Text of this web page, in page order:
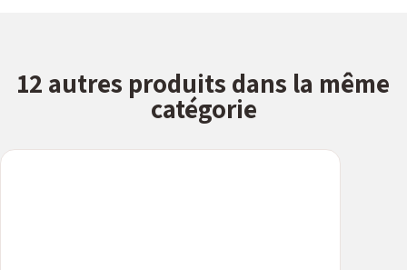
12 autres produits dans la même
catégorie